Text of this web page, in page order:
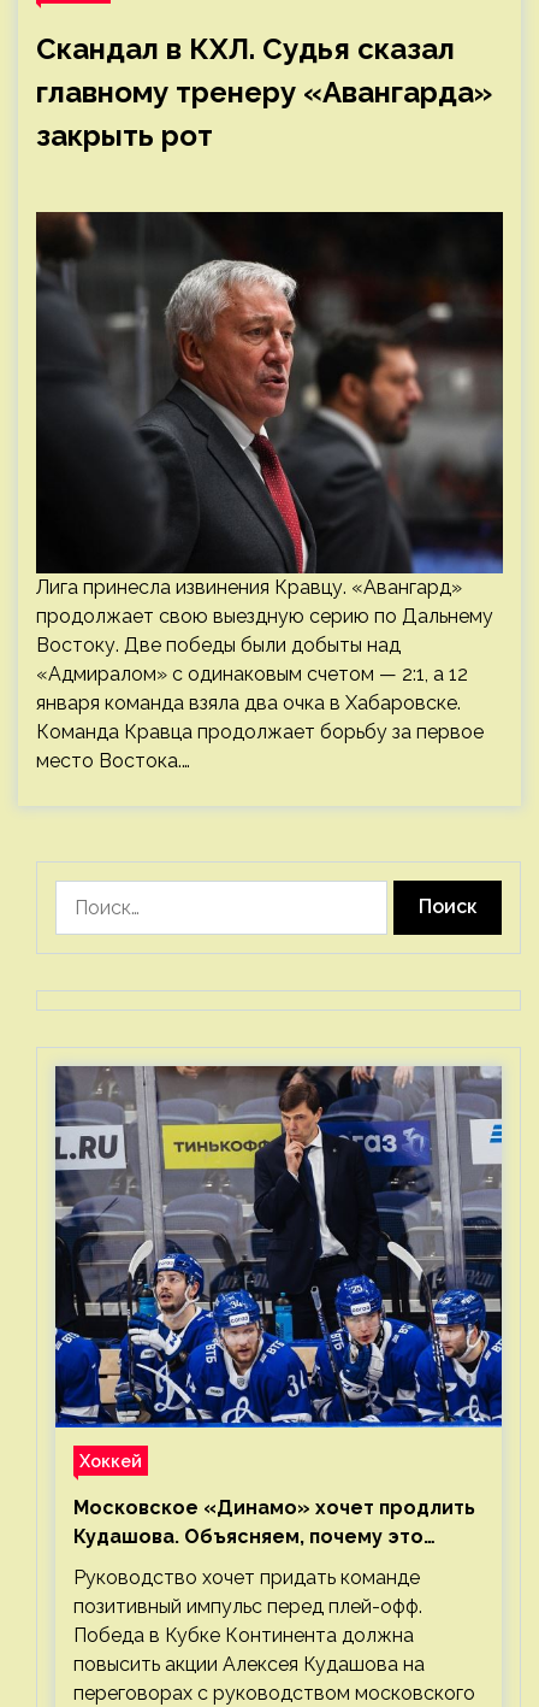
Скандал в КХЛ. Судья сказал
главному тренеру «Авангарда»
закрыть рот
Лига принесла извинения Кравцу. «Авангард»
продолжает свою выездную серию по Дальнему
Востоку. Две победы были добыты над
«Адмиралом» с одинаковым счетом — 2:1, а 12
января команда взяла два очка в Хабаровске.
Команда Кравца продолжает борьбу за первое
место Востока.…
Хоккей
Московское «Динамо» хочет продлить
Кудашова. Объясняем, почему это
правильно
Руководство хочет придать команде
позитивный импульс перед плей-офф.
Победа в Кубке Континента должна
повысить акции Алексея Кудашова на
переговорах с руководством московского